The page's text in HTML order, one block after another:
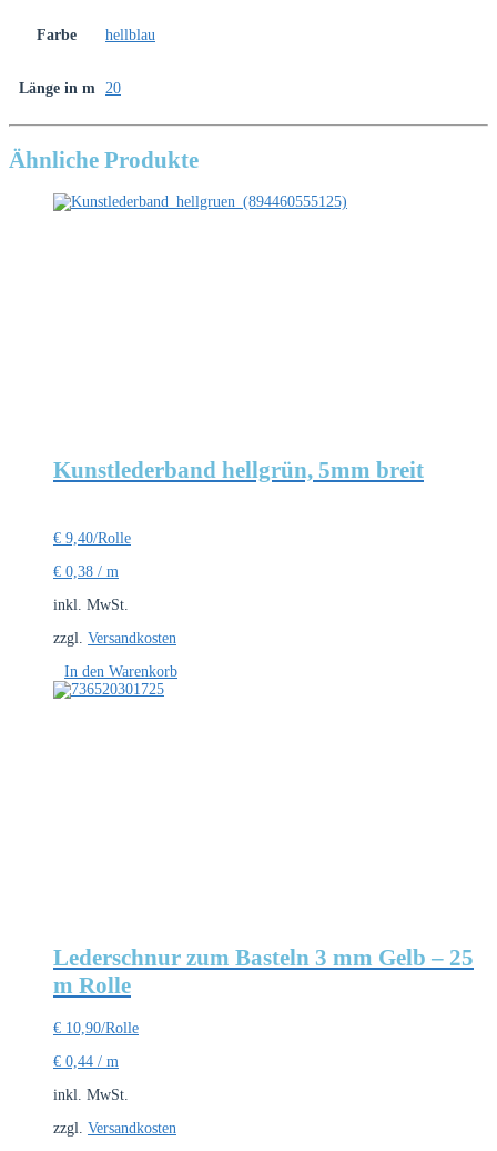
Farbe hellblau
Länge in m 20
Ähnliche Produkte
Kunstlederband hellgrün, 5mm breit
€ 9,40/Rolle
€ 0,38 / m
inkl. MwSt.
zzgl. Versandkosten
In den Warenkorb
Lederschnur zum Basteln 3 mm Gelb – 25
m Rolle
€ 10,90/Rolle
€ 0,44 / m
inkl. MwSt.
zzgl. Versandkosten